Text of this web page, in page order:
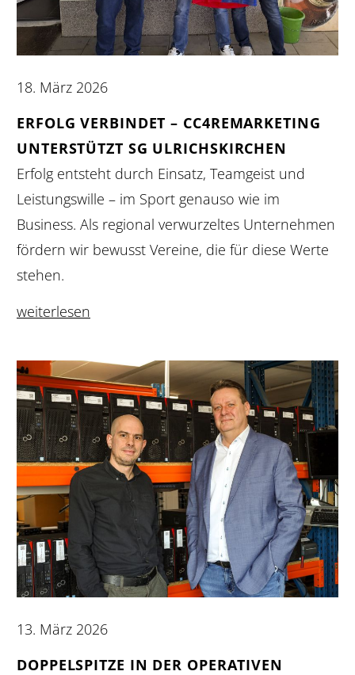
ERFOLG VERBINDET – CC4REMARKETING
UNTERSTÜTZT SG ULRICHSKIRCHEN
18. März 2026
Erfolg entsteht durch Einsatz, Teamgeist und
Leistungswille – im Sport genauso wie im
Business. Als regional verwurzeltes Unternehmen
fördern wir bewusst Vereine, die für diese Werte
stehen.
weiterlesen
DOPPELSPITZE IN DER OPERATIVEN
13. März 2026